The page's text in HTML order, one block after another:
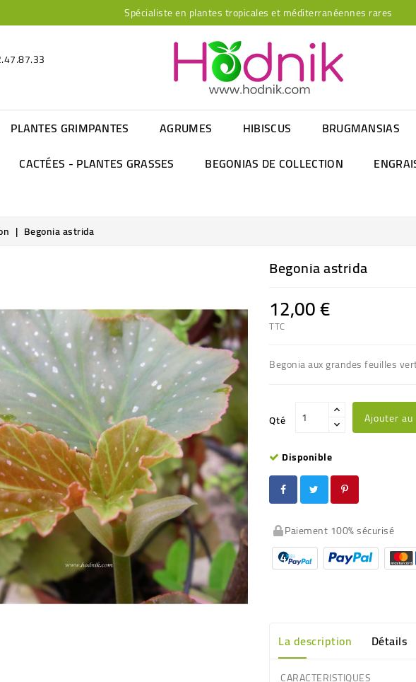
Spécialiste en plantes tropicales et méditerranéennes rares
PLANTES GRIMPANTES AGRUMES HIBISCUS BRUGMANSIAS
CACTÉES - PLANTES GRASSES BEGONIAS DE COLLECTION
Begonia astrida
Begonia astrida
12,00 €
TTC
Begonia aux grandes feuilles
Qté Ajouter
Disponible
Paiement 100% sécurisé
La description Détails
CARACTERISTIQUES